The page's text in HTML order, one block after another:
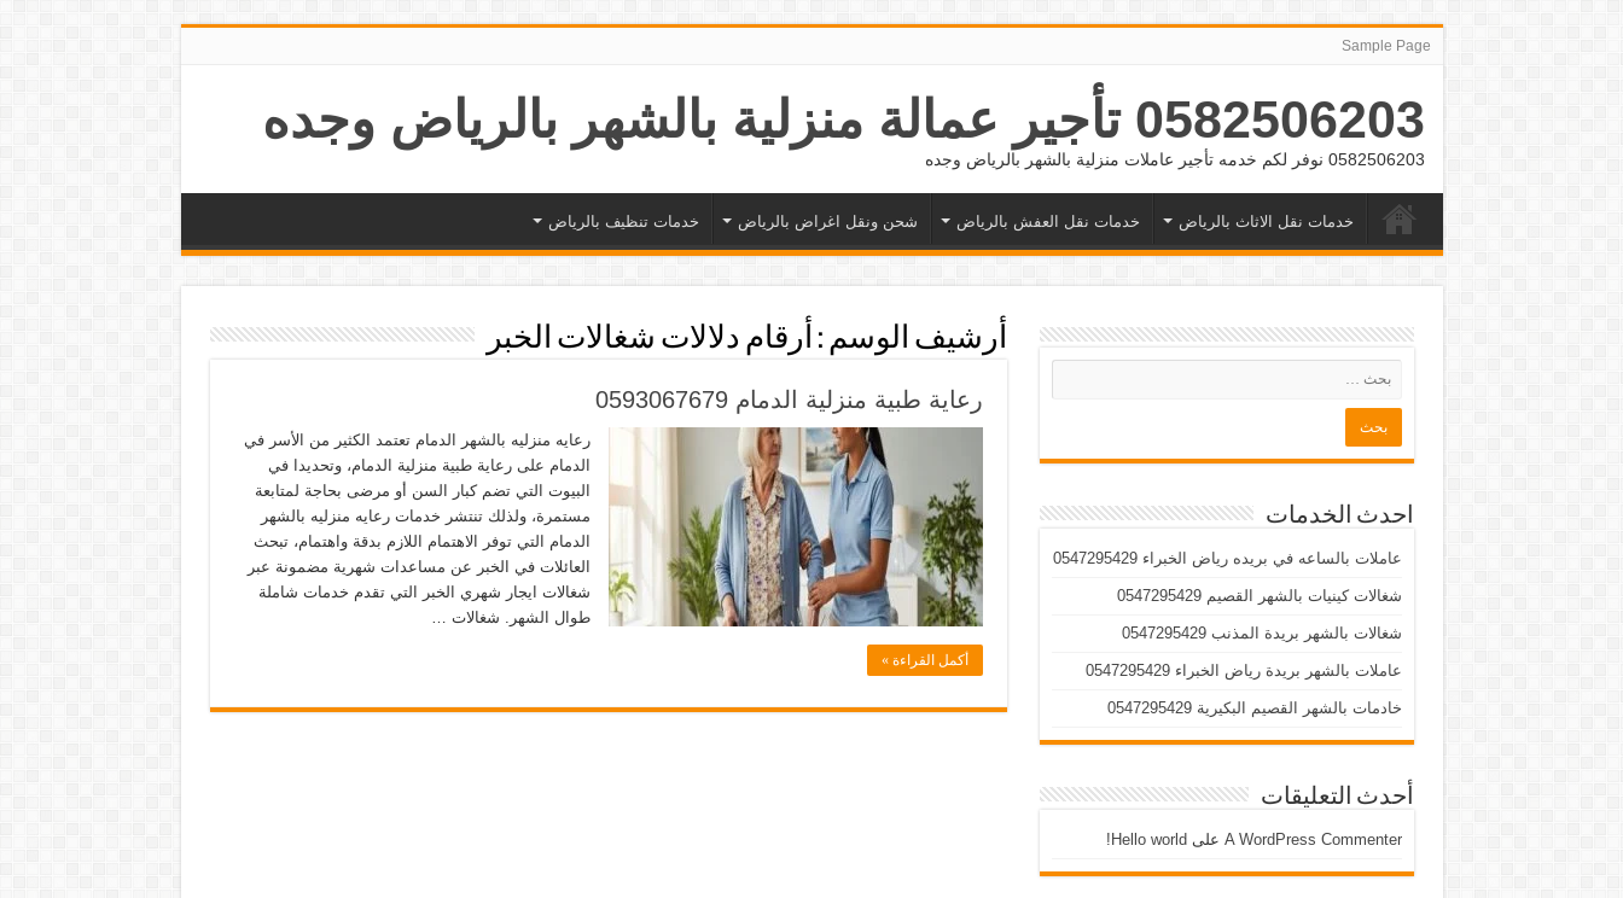
Sample Page
0582506203 تأجير عمالة منزلية بالشهر بالرياض وجده
0582506203 نوفر لكم خدمه تأجير عاملات منزلية بالشهر بالرياض وجده
خدمات نقل الاثاث بالرياض خدمات نقل العفش بالرياض شحن ونقل اغراض بالرياض خدمات تنظيف بالرياض
أرشيف الوسم : أرقام دلالات شغالات الخبر
رعاية طبية منزلية الدمام 0593067679
رعايه منزليه بالشهر الدمام تعتمد الكثير من الأسر في
الدمام على رعاية طبية منزلية الدمام، وتحديدا في
البيوت التي تضم كبار السن أو مرضى بحاجة لمتابعة
مستمرة، ولذلك تنتشر خدمات رعايه منزليه بالشهر
الدمام التي توفر الاهتمام اللازم بدقة واهتمام، تبحث
العائلات في الخبر عن مساعدات شهرية مضمونة عبر
شغالات ايجار شهري الخبر التي تقدم خدمات شاملة
طوال الشهر. شغالات …
أكمل القراءة »
احدث الخدمات
عاملات بالساعه في بريده رياض الخبراء 0547295429
شغالات كينيات بالشهر القصيم 0547295429
شغالات بالشهر بريدة المذنب 0547295429
عاملات بالشهر بريدة رياض الخبراء 0547295429
خادمات بالشهر القصيم البكيرية 0547295429
أحدث التعليقات
A WordPress Commenter على Hello world!